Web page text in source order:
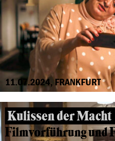
11.07.2024, FRANKFURT
Kulissen der Macht
Filmvorführung und